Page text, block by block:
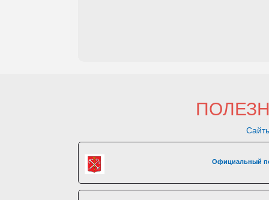
Официальный